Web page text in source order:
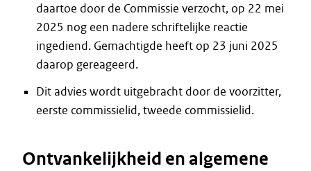
daartoe door de Commissie verzocht, op 22 mei
2025 nog een nadere schriftelijke reactie
ingediend. Gemachtigde heeft op 23 juni 2025
daarop gereageerd.
Dit advies wordt uitgebracht door de voorzitter,
eerste commissielid, tweede commissielid.
Ontvankelijkheid en algemene